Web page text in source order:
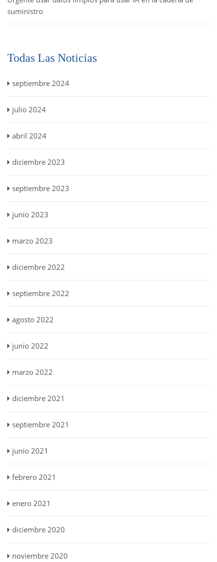
suministro
Todas Las Noticias
septiembre 2024
julio 2024
abril 2024
diciembre 2023
septiembre 2023
junio 2023
marzo 2023
diciembre 2022
septiembre 2022
agosto 2022
junio 2022
marzo 2022
diciembre 2021
septiembre 2021
junio 2021
febrero 2021
enero 2021
diciembre 2020
noviembre 2020